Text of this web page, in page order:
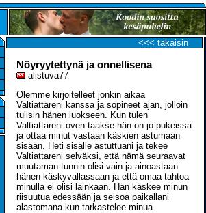
<<< takaisin
Nöyryytettynä ja onnellisena
alistuva77
Olemme kirjoitelleet jonkin aikaa
Valtiattareni kanssa ja sopineet ajan, jolloin
tulisin hänen luokseen. Kun tulen
Valtiattareni oven taakse hän on jo pukeissa
ja ottaa minut vastaan käskien astumaan
sisään. Heti sisälle astuttuani ja tekee
Valtiattareni selväksi, että nämä seuraavat
muutaman tunnin olisi vain ja ainoastaan
hänen käskyvallassaan ja että omaa tahtoa
minulla ei olisi lainkaan. Hän käskee minun
riisuutua edessään ja seisoa paikallani
alastomana kun tarkastelee minua.